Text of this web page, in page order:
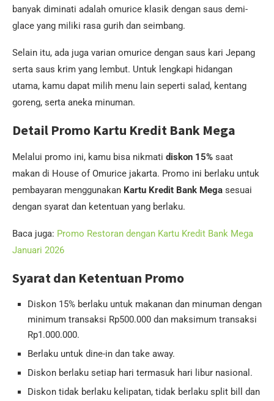
banyak diminati adalah omurice klasik dengan saus demi-
glace yang miliki rasa gurih dan seimbang.
Selain itu, ada juga varian omurice dengan saus kari Jepang
serta saus krim yang lembut. Untuk lengkapi hidangan
utama, kamu dapat milih menu lain seperti salad, kentang
goreng, serta aneka minuman.
Detail Promo Kartu Kredit Bank Mega
Melalui promo ini, kamu bisa nikmati diskon 15% saat
makan di House of Omurice jakarta. Promo ini berlaku untuk
pembayaran menggunakan Kartu Kredit Bank Mega sesuai
dengan syarat dan ketentuan yang berlaku.
Baca juga: Promo Restoran dengan Kartu Kredit Bank Mega
Januari 2026
Syarat dan Ketentuan Promo
Diskon 15% berlaku untuk makanan dan minuman dengan
minimum transaksi Rp500.000 dan maksimum transaksi
Rp1.000.000.
Berlaku untuk dine-in dan take away.
Diskon berlaku setiap hari termasuk hari libur nasional.
Diskon tidak berlaku kelipatan, tidak berlaku split bill dan